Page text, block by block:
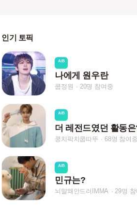
인기 토픽
A/B
나에게 원우란
쿱정원 20명 참여중
A/B
더 레전드였던 활동
쿵치팍치쿱따뚜 68명 참여중
A/B
민규는?
뇌말왜안드러IMMA 29명 참